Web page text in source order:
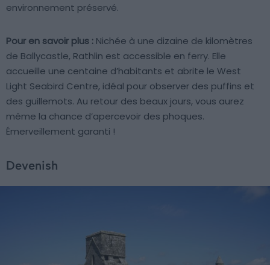
environnement préservé.
Pour en savoir plus : Nichée à une dizaine de kilomètres
de Ballycastle, Rathlin est accessible en ferry. Elle
accueille une centaine d’habitants et abrite le West
Light Seabird Centre, idéal pour observer des puffins et
des guillemots. Au retour des beaux jours, vous aurez
même la chance d’apercevoir des phoques.
Émerveillement garanti !
Devenish